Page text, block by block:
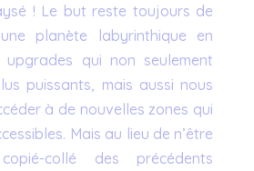
! Le but reste toujours de
planète labyrinthique en
qui non seulement
puissants, mais aussi nous
à de nouvelles zones qui
Mais au lieu de n’être
collé des précédents